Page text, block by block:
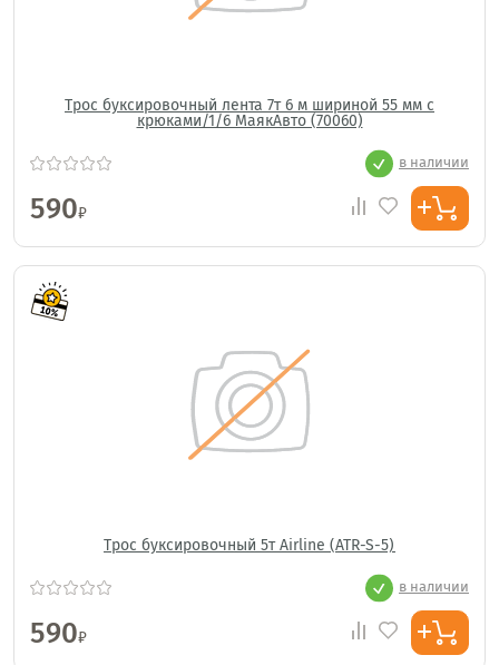
Трос буксировочный лента 7т 6 м шириной 55 мм с
крюками/1/6 МаякАвто (70060)
в наличии
590₽
Трос буксировочный 5т Airline (ATR-S-5)
в наличии
590₽